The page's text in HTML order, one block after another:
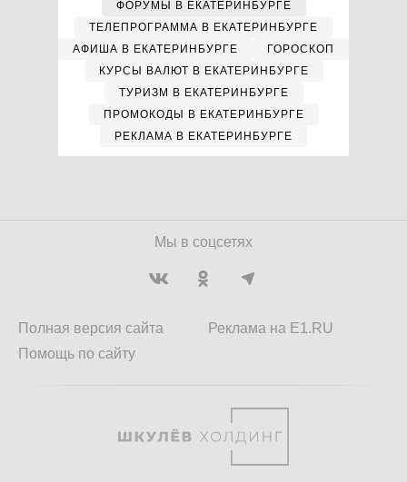
ФОРУМЫ В ЕКАТЕРИНБУРГЕ
ТЕЛЕПРОГРАММА В ЕКАТЕРИНБУРГЕ
АФИША В ЕКАТЕРИНБУРГЕ
ГОРОСКОП
КУРСЫ ВАЛЮТ В ЕКАТЕРИНБУРГЕ
ТУРИЗМ В ЕКАТЕРИНБУРГЕ
ПРОМОКОДЫ В ЕКАТЕРИНБУРГЕ
РЕКЛАМА В ЕКАТЕРИНБУРГЕ
Мы в соцсетях
Полная версия сайта
Помощь по сайту
Реклама на E1.RU